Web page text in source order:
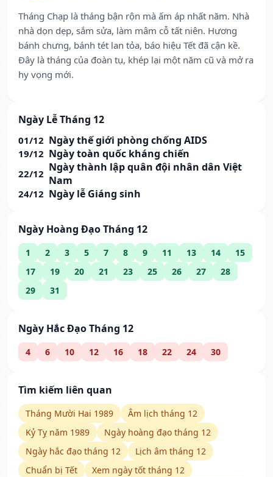
Tháng Chạp là tháng bận rộn mà ấm áp nhất năm. Nhà
nhà dọn dẹp, sắm sửa, làm mâm cỗ tất niên. Hương
bánh chưng, bánh tét lan tỏa, báo hiệu Tết đã cận kề.
Đây là tháng của đoàn tụ, khép lại một năm cũ và mở ra
hy vọng mới.
Ngày Lễ Tháng 12
01/12 Ngày thế giới phòng chống AIDS
19/12 Ngày toàn quốc kháng chiến
22/12 Ngày thành lập quân đội nhân dân Việt
Nam
24/12 Ngày lễ Giáng sinh
Ngày Hoàng Đạo Tháng 12
1 2 3 5 7 8 9 11 13 14
15
17
19 20 21 23 25 26 27
28
29
31
Ngày Hắc Đạo Tháng 12
4 6 10 12 16 18 22 24 30
Tìm kiếm liên quan
Tháng Mười Hai 1989
Âm lịch tháng 12
Kỷ Tỵ năm 1989
Ngày hoàng đạo tháng 12
Ngày hắc đạo tháng 12
Lịch âm tháng 12
Chuẩn bị Tết
Xem ngày tốt tháng 12